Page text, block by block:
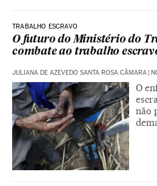
TRABALHO ESCRAVO
O futuro do Ministério do
combate ao trabalho
JULIANA DE AZEVEDO SANTA ROSA CÂMARA |
O
não